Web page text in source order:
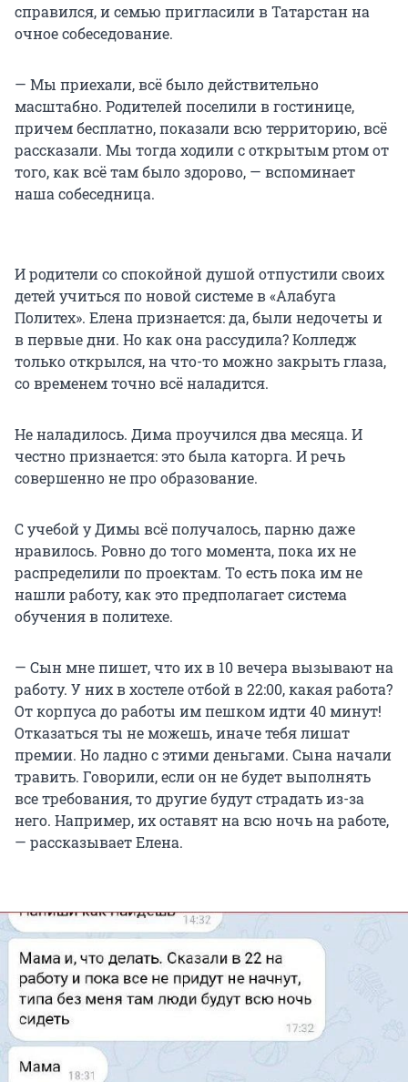
справился, и семью пригласили в Татарстан на
очное собеседование.
— Мы приехали, всё было действительно
масштабно. Родителей поселили в гостинице,
причем бесплатно, показали всю территорию, всё
рассказали. Мы тогда ходили с открытым ртом от
того, как всё там было здорово, — вспоминает
наша собеседница.
И родители со спокойной душой отпустили своих
детей учиться по новой системе в «Алабуга
Политех». Елена признается: да, были недочеты и
в первые дни. Но как она рассудила? Колледж
только открылся, на что-то можно закрыть глаза,
со временем точно всё наладится.
Не наладилось. Дима проучился два месяца. И
честно признается: это была каторга. И речь
совершенно не про образование.
С учебой у Димы всё получалось, парню даже
нравилось. Ровно до того момента, пока их не
распределили по проектам. То есть пока им не
нашли работу, как это предполагает система
обучения в политехе.
— Сын мне пишет, что их в 10 вечера вызывают на
работу. У них в хостеле отбой в 22:00, какая работа?
От корпуса до работы им пешком идти 40 минут!
Отказаться ты не можешь, иначе тебя лишат
премии. Но ладно с этими деньгами. Сына начали
травить. Говорили, если он не будет выполнять
все требования, то другие будут страдать из-за
него. Например, их оставят на всю ночь на работе,
— рассказывает Елена.